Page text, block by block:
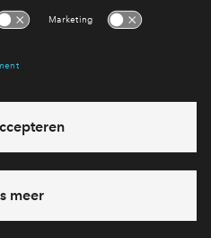
het belangrijkste nieuws en
antwoord? Bel ons op088